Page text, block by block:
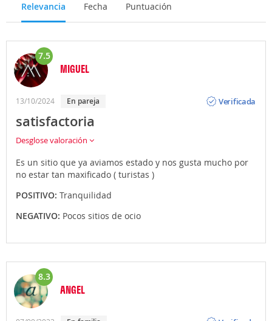
Relevancia Fecha Puntuación
7.5
MIGUEL
13/10/2024 En pareja
Verificada
satisfactoria
Desglose valoración
Es un sitio que ya aviamos estado y nos gusta mucho por
no estar tan maxificado ( turistas )
POSITIVO: Tranquilidad
NEGATIVO: Pocos sitios de ocio
8.3
ANGEL